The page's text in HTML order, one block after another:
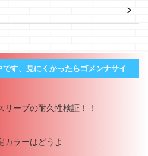
す、見にくかったらゴメンナサイ
ーブの耐久性検証！！
カラーはどうよ